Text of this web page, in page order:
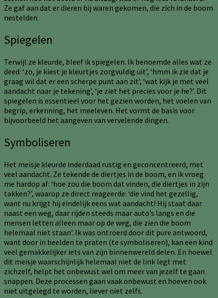
Ze gaf aan dat er dieren bij waren gekomen, die zich in de boom
nestelden.
Spiegelen
Terwijl ze kleurde, bleef ik spiegelen. Ik benoemde alles wat ze
deed: ‘zo, je kiest je kleurtjes zorgvuldig uit’, ‘hmm ik zie dat je
graag wil dat er een scherpe punt aan zit’, ‘wat kijk je met veel
aandacht naar je tekening’, ‘je ziet het precies voor je he?’. Dit
spiegelen is essentieel voor het gezien worden, het voelen van
begrip, erkenning, het meeleven. Het vormt de basis voor
bijvoorbeeld het aangeven van vervelende dingen.
Symboliseren
Het meisje kleurde inderdaad rustig en geconcentreerd, met
veel aandacht. Ze tekende de diertjes in de boom, en ik vroeg
me hardop af: ‘hoe zou die boom dat vinden, die diertjes in zijn
takken?’, waarop ze direct reageerde: ‘die vind het gezellig,
want nu krijgt hij eindelijk eens wat aandacht! Hij staat daar
naast een weg, daar rijden steeds maar auto’s langs en die
mensen letten alleen maar op de weg, die zien die boom
helemaal niet staan’. Ik was ontroerd door dit pure antwoord,
want door in beelden te praten (te symboliseren), kan een kind
veel gemakkelijker iets van zijn binnenwereld delen. En hoewel
dit meisje waarschijnlijk helemaal niet de link legt met
zichzelf, helpt het onbewust wel om meer van jezelf te gaan
snappen. Deze processen gaan vaak onbewust en hoeven ook
niet uitgelegd te worden, liever niet zelfs.